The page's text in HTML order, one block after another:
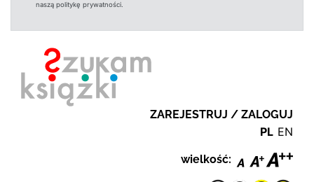
naszą politykę prywatności.
ZAREJESTRUJ / ZALOGUJ
PL EN
wielkość: